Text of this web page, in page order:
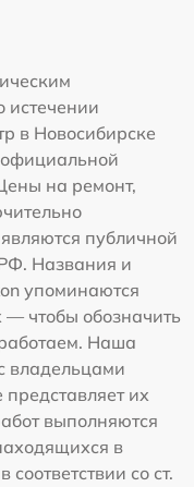
истечении
в Новосибирске
официальной
на ремонт,
публичной
Названия и
упоминаются
чтобы обозначить
Наша
владельцами
их
выполняются
в
со ст.